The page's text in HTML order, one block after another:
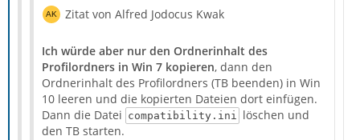
Zitat von Alfred Jodocus Kwak
Ich würde aber nur den Ordnerinhalt des
Profilordners in Win 7 kopieren, dann den
Ordnerinhalt des Profilordners (TB beenden) in Win
10 leeren und die kopierten Dateien dort einfügen.
Dann die Datei compatibility.ini löschen und
den TB starten.